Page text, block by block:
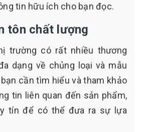
tin hữu ích cho bạn đọc.
tôn chất lượng
trường có rất nhiều thương
dạng về chủng loại và mẫu
cần tìm hiểu và tham khảo
tin liên quan đến sản phẩm,
tín để có thể đưa ra sự lựa